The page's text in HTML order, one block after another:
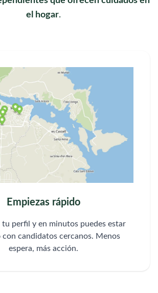
el hogar.
Empiezas rápido
tu perfil y en minutos puedes estar
con candidatos cercanos. Menos
espera, más acción.